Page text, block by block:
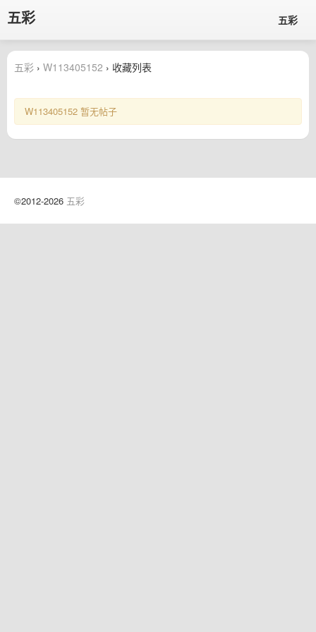
五彩 五彩
五彩 › W113405152 › 收藏列表
W113405152 暂无帖子
©2012-2026 五彩